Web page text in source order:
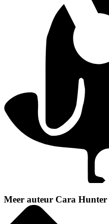
Meer auteur Cara Hunter